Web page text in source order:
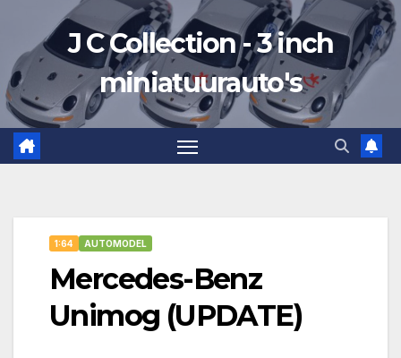
de
inhoud
J C Collection - 3 inch
miniatuurauto's
1:64 AUTOMODEL
Mercedes-Benz
Unimog (UPDATE)